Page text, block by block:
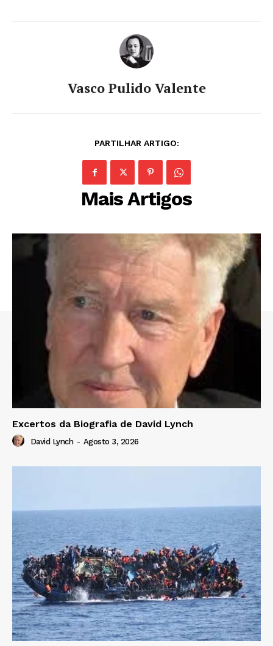
Vasco Pulido Valente
PARTILHAR ARTIGO:
Mais Artigos
Excertos da Biografia de David Lynch
David Lynch - Agosto 3, 2026